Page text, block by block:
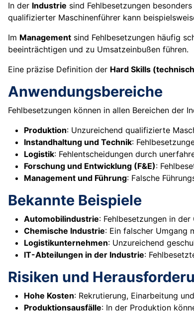
In der Industrie sind Fehlbesetzungen
qualifizierter Maschinenführer kann
Im Management sind Fehlbesetzungen häufig
beeinträchtigen und zu Umsatzeinbußen führen.
Eine präzise Definition der Hard Skills
Anwendungsbereiche
Fehlbesetzungen können in allen Bereichen der
Produktion: Unzureichend qualifizierte
Instandhaltung und Technik:
Logistik: Fehlentscheidungen durch
Forschung und Entwicklung (F&E):
Management und Führung: Falsche
Bekannte Beispiele
Automobilindustrie: Fehlbesetzungen in
Chemische Industrie: Ein falscher Umgang
Logistikunternehmen: Unzureichend
IT-Abteilungen in der Industrie:
Risiken und
Hohe Kosten: Rekrutierung, Einarbeitung
Produktionsausfälle: In der Produktion